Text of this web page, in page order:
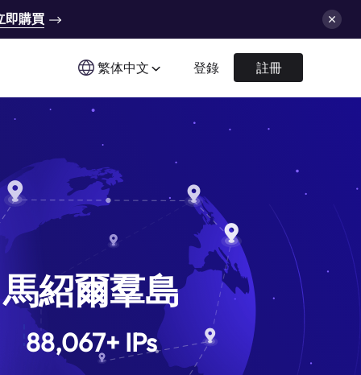
即購買
繁体中文 登錄 註冊
馬紹爾羣島
88,067+ IPs